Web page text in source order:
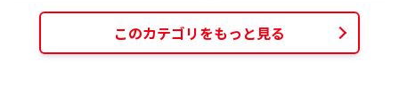
このカテゴリをもっと見る